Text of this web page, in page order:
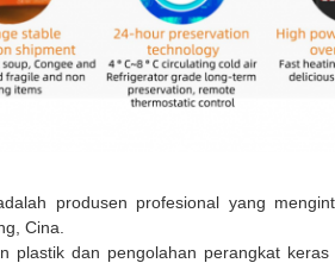
produsen profesional yang
Cina.
plastik dan pengolahan perangkat